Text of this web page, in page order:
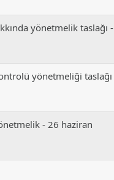
yönetmelik taslağı -
yönetmeliği taslağı
- 26 haziran